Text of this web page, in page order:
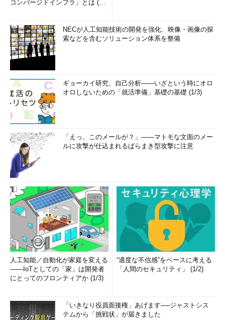
コンバージドインフラ」とは (1/
NECが人工知能技術の開発を強化、映像・画像の探
索などを含むソリューション体系を整備
ギョーカイ研究、自己分析――いざという時にオロ
オロしないための「就活準備」基礎の基礎 (1/3)
「えっ、このメールが？」――マトモな文面のメー
ルに攻撃が仕込まれるばらまき型攻撃に注意
人工知能／自動化が家庭を変える
――IoTとしての「家」は開発者
にとってのフロンティアか (1/3)
“適度な不信感”をベースに考える
「人間のセキュリティ」 (1/2)
「いきなり役員面接権」あげます──ジャストシス
テムから「挑戦状」が届きました